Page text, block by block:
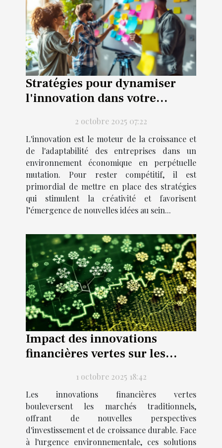
Stratégies pour dynamiser
l'innovation dans votre
2 octobre 2025 07:22
L'innovation est le moteur de la croissance et
de l'adaptabilité des entreprises dans un
environnement économique en perpétuelle
mutation. Pour rester compétitif, il est
primordial de mettre en place des stratégies
qui stimulent la créativité et favorisent
l’émergence de nouvelles idées au sein...
Impact des innovations
financières vertes sur les
1 octobre 2025 18:42
Les innovations financières vertes
bouleversent les marchés traditionnels,
offrant de nouvelles perspectives
d'investissement et de croissance durable. Face
à l'urgence environnementale, ces solutions